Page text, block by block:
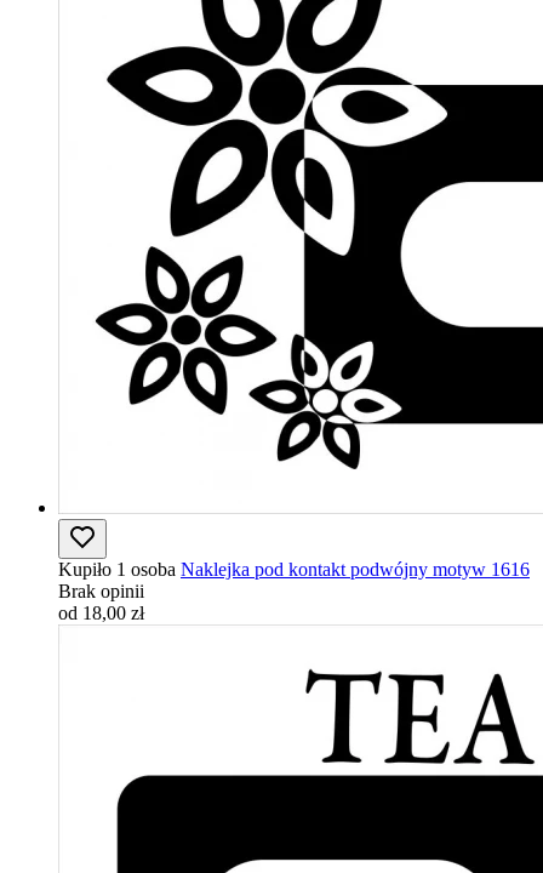
Kupiło 1 osoba Naklejka pod kontakt podwójny motyw 1616
Brak opinii
od 18,00 zł